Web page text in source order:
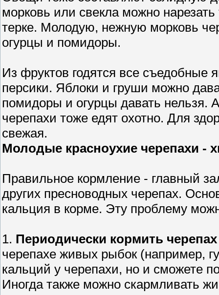
морковь или свекла можно
терке. Молодую, нежную морковь
огурцы и помидоры.
Из фруктов годятся все съедобные
персики. Яблоки и груши можно
помидоры и огурцы давать нельзя.
черепахи тоже едят охотно. Для
свежая.
Молодые красноухие черепахи -
Правильное кормление - главный
других пресноводных черепах.
кальция в корме. Эту проблему
1. Периодически кормить
черепахе живых рыбок (например,
кальций у черепахи, но и сможете
Иногда также можно скармливать